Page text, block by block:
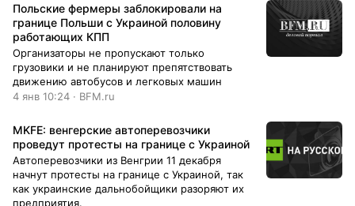
Польские фермеры заблокировали на
границе Польши с Украиной половину
работающих КПП
Организаторы не пропускают только
грузовики и не планируют препятствовать
движению автобусов и легковых машин
4 янв 10:24 · BFM.ru
MKFE: венгерские автоперевозчики
проведут протесты на границе с Украиной
Автоперевозчики из Венгрии 11 декабря
начнут протесты на границе с Украиной, так
как украинские дальнобойщики разоряют их
предприятия.